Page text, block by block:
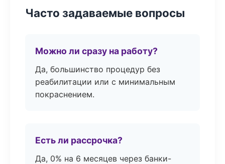
Часто задаваемые вопросы
Можно ли сразу на работу?
Да, большинство процедур без
реабилитации или с минимальным
покраснением.
Есть ли рассрочка?
Да, 0% на 6 месяцев через банки-